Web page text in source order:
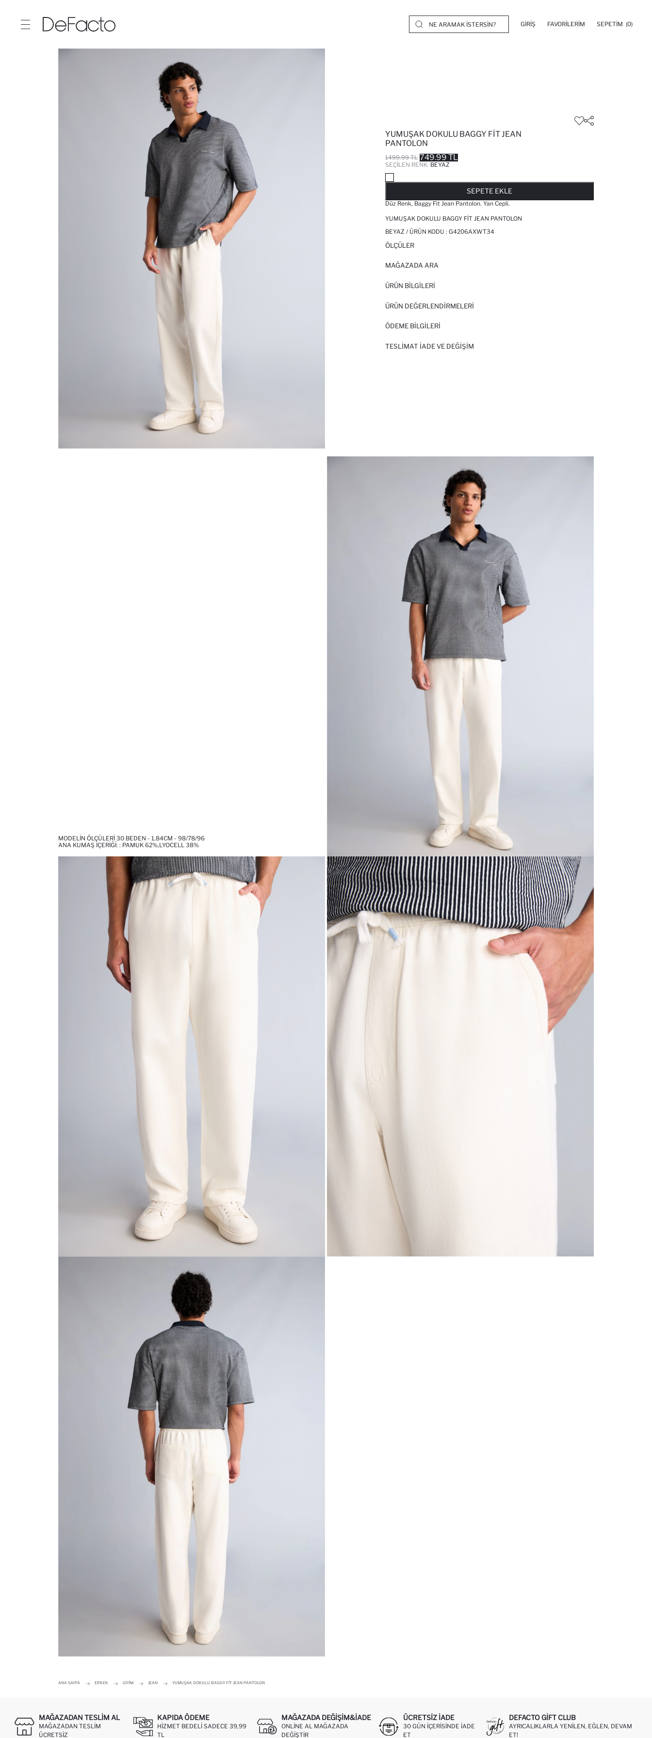
GIRIŞ FAVORILERIM SEPETIM (0)
YUMUŞAK DOKULU BAGGY FIT JEAN
PANTOLON
1499.99 TL 749.99 TL
SEÇILEN RENK: BEYAZ
SEPETE EKLE
Düz Renk, Baggy Fit Jean Pantolon. Yan Cepli.
YUMUŞAK DOKULU BAGGY FIT JEAN PANTOLON
BEYAZ / ÜRÜN KODU : G4206AXWT34
ÖLÇÜLER
MAĞAZADA ARA
ÜRÜN BILGILERI
ÜRÜN DEĞERLENDİRMELERİ
ÖDEME BİLGİLERİ
TESLIMAT İADE VE DEĞIŞIM
MODELIN ÖLÇÜLERI 30 BEDEN - 1,84CM - 98/78/96
ANA KUMAŞ İÇERIĞI: : PAMUK 62%,LYOCELL 38%
ANA SAYFA ERKEK GIYIM JEAN YUMUŞAK DOKULU BAGGY FIT JEAN PANTOLON
MAĞAZADAN TESLIM AL
MAĞAZADAN TESLIM
ÜCRETSIZ
KAPIDA ÖDEME
HIZMET BEDELI SADECE 39,99
TL
MAĞAZADA DEĞIŞIM&İADE
ONLINE AL MAĞAZADA
DEĞIŞTIR
ÜCRETSIZ IADE
30 GÜN IÇERISINDE IADE
ET
DEFACTO GIFT CLUB
AYRICALIKLARLA YENILEN, EĞLEN, DEVAM
ET!